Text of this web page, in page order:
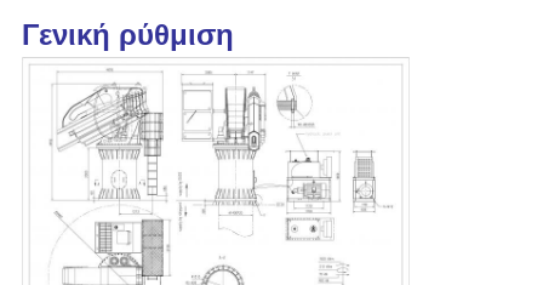
Γενική ρύθμιση